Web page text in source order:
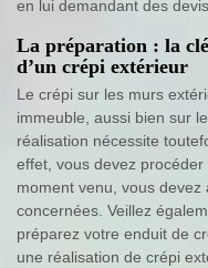
en lui demandant des
La préparation : la
d’un crépi extérieur
Le crépi sur les murs
immeuble, aussi bien sur
réalisation nécessite
effet, vous devez
moment venu, vous devez
concernées. Veillez
préparez votre enduit de
une réalisation de crépi